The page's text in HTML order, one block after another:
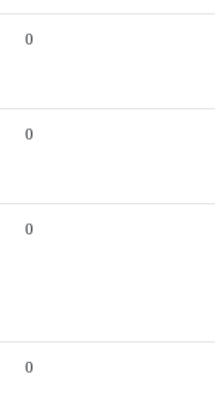
0
0
0
0